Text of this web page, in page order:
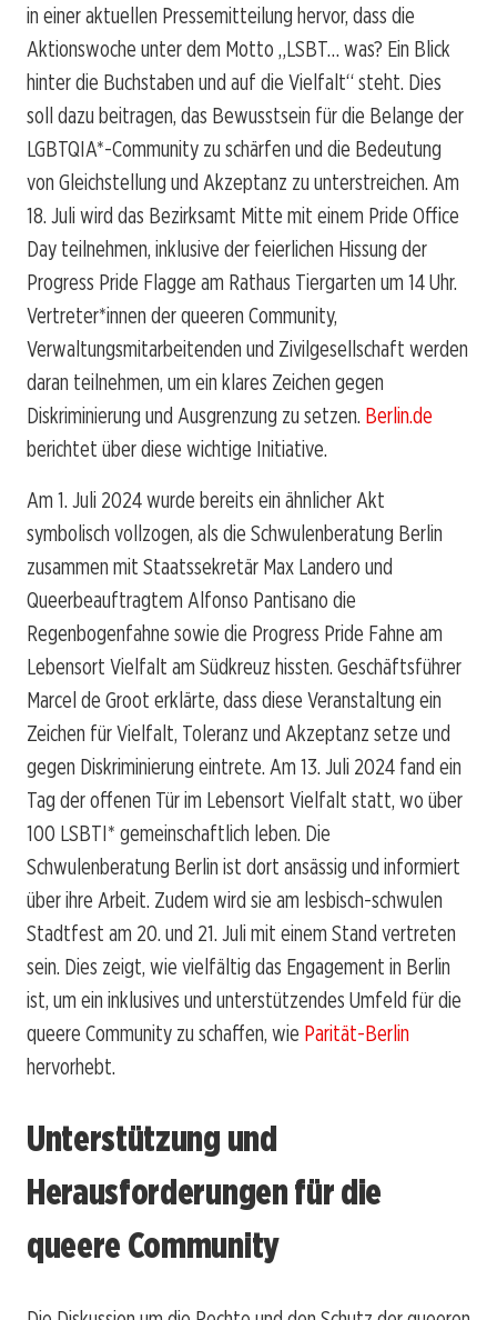
in einer aktuellen Pressemitteilung hervor, dass die
Aktionswoche unter dem Motto „LSBT… was? Ein Blick
hinter die Buchstaben und auf die Vielfalt“ steht. Dies
soll dazu beitragen, das Bewusstsein für die Belange der
LGBTQIA*-Community zu schärfen und die Bedeutung
von Gleichstellung und Akzeptanz zu unterstreichen. Am
18. Juli wird das Bezirksamt Mitte mit einem Pride Office
Day teilnehmen, inklusive der feierlichen Hissung der
Progress Pride Flagge am Rathaus Tiergarten um 14 Uhr.
Vertreter*innen der queeren Community,
Verwaltungsmitarbeitenden und Zivilgesellschaft werden
daran teilnehmen, um ein klares Zeichen gegen
Diskriminierung und Ausgrenzung zu setzen. Berlin.de
berichtet über diese wichtige Initiative.
Am 1. Juli 2024 wurde bereits ein ähnlicher Akt
symbolisch vollzogen, als die Schwulenberatung Berlin
zusammen mit Staatssekretär Max Landero und
Queerbeauftragtem Alfonso Pantisano die
Regenbogenfahne sowie die Progress Pride Fahne am
Lebensort Vielfalt am Südkreuz hissten. Geschäftsführer
Marcel de Groot erklärte, dass diese Veranstaltung ein
Zeichen für Vielfalt, Toleranz und Akzeptanz setze und
gegen Diskriminierung eintrete. Am 13. Juli 2024 fand ein
Tag der offenen Tür im Lebensort Vielfalt statt, wo über
100 LSBTI* gemeinschaftlich leben. Die
Schwulenberatung Berlin ist dort ansässig und informiert
über ihre Arbeit. Zudem wird sie am lesbisch-schwulen
Stadtfest am 20. und 21. Juli mit einem Stand vertreten
sein. Dies zeigt, wie vielfältig das Engagement in Berlin
ist, um ein inklusives und unterstützendes Umfeld für die
queere Community zu schaffen, wie Parität-Berlin
hervorhebt.
Unterstützung und
Herausforderungen für die
queere Community